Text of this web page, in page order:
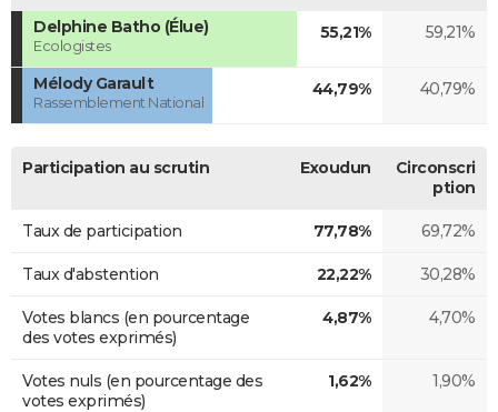
Delphine Batho (Élue)
Ecologistes
55,21% 59,21%
Mélody Garault
Rassemblement National
44,79% 40,79%
Participation au scrutin Exoudun
Circonscri
ption
Taux de participation 77,78% 69,72%
Taux d'abstention 22,22% 30,28%
Votes blancs (en pourcentage
des votes exprimés)
4,87% 4,70%
Votes nuls (en pourcentage des
votes exprimés)
1,62% 1,90%